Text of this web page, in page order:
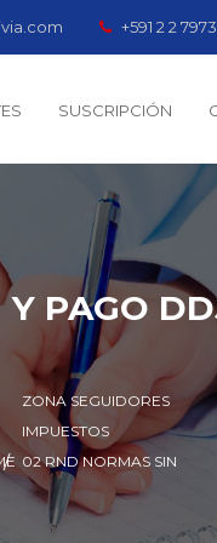
+591 2 2
SUSCRIPCIÓN
Y PAGO
ZONA SEGUIDORES
IMPUESTOS
02 RND NORMAS SIN